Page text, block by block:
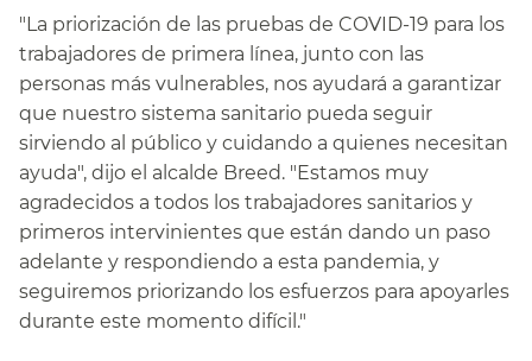
"La priorización de las pruebas de COVID-19 para los
trabajadores de primera línea, junto con las
personas más vulnerables, nos ayudará a garantizar
que nuestro sistema sanitario pueda seguir
sirviendo al público y cuidando a quienes necesitan
ayuda", dijo el alcalde Breed. "Estamos muy
agradecidos a todos los trabajadores sanitarios y
primeros intervinientes que están dando un paso
adelante y respondiendo a esta pandemia, y
seguiremos priorizando los esfuerzos para apoyarles
durante este momento difícil."​​